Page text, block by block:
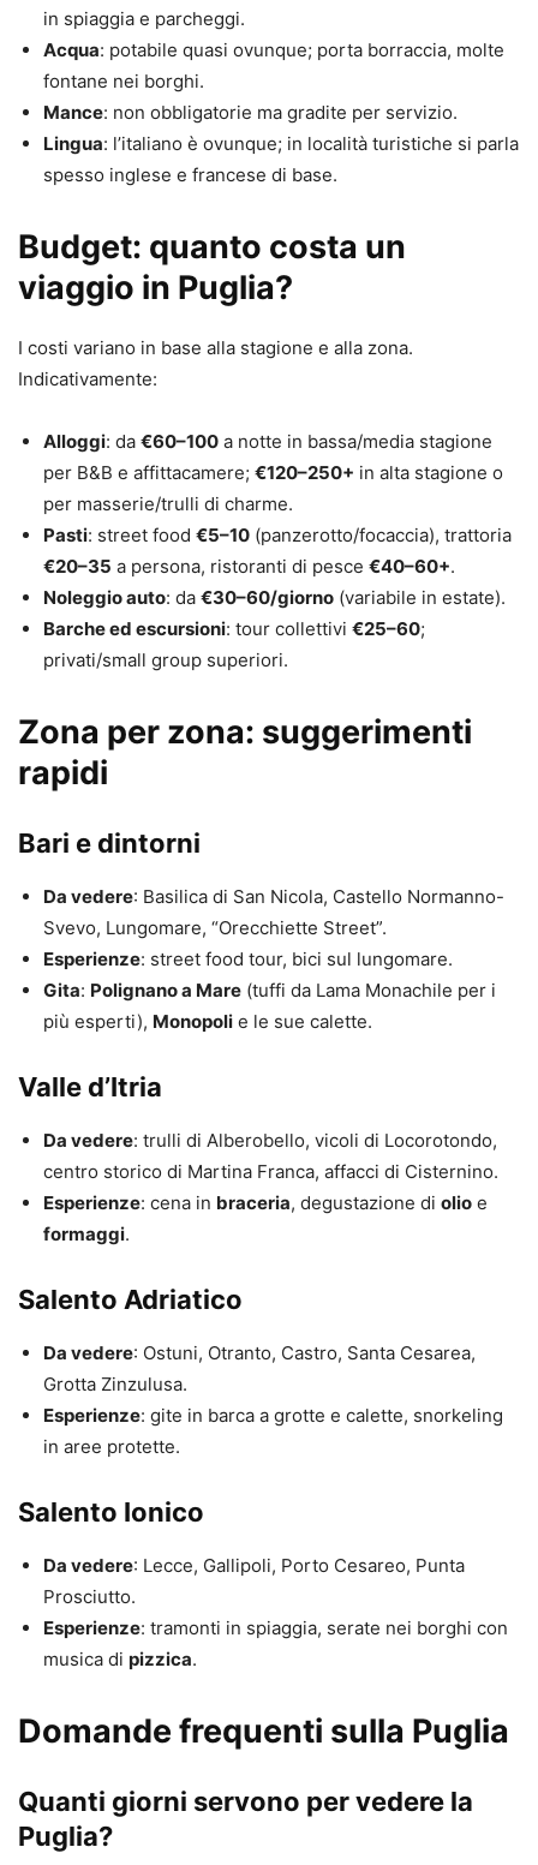
in spiaggia e parcheggi.
Acqua: potabile quasi ovunque; porta borraccia, molte
fontane nei borghi.
Mance: non obbligatorie ma gradite per servizio.
Lingua: l’italiano è ovunque; in località turistiche si parla
spesso inglese e francese di base.
Budget: quanto costa un
viaggio in Puglia?
I costi variano in base alla stagione e alla zona.
Indicativamente:
Alloggi: da €60–100 a notte in bassa/media stagione
per B&B e affittacamere; €120–250+ in alta stagione o
per masserie/trulli di charme.
Pasti: street food €5–10 (panzerotto/focaccia), trattoria
€20–35 a persona, ristoranti di pesce €40–60+.
Noleggio auto: da €30–60/giorno (variabile in estate).
Barche ed escursioni: tour collettivi €25–60;
privati/small group superiori.
Zona per zona: suggerimenti
rapidi
Bari e dintorni
Da vedere: Basilica di San Nicola, Castello Normanno-
Svevo, Lungomare, “Orecchiette Street”.
Esperienze: street food tour, bici sul lungomare.
Gita: Polignano a Mare (tuffi da Lama Monachile per i
più esperti), Monopoli e le sue calette.
Valle d’Itria
Da vedere: trulli di Alberobello, vicoli di Locorotondo,
centro storico di Martina Franca, affacci di Cisternino.
Esperienze: cena in braceria, degustazione di olio e
formaggi.
Salento Adriatico
Da vedere: Ostuni, Otranto, Castro, Santa Cesarea,
Grotta Zinzulusa.
Esperienze: gite in barca a grotte e calette, snorkeling
in aree protette.
Salento Ionico
Da vedere: Lecce, Gallipoli, Porto Cesareo, Punta
Prosciutto.
Esperienze: tramonti in spiaggia, serate nei borghi con
musica di pizzica.
Domande frequenti sulla Puglia
Quanti giorni servono per vedere la
Puglia?